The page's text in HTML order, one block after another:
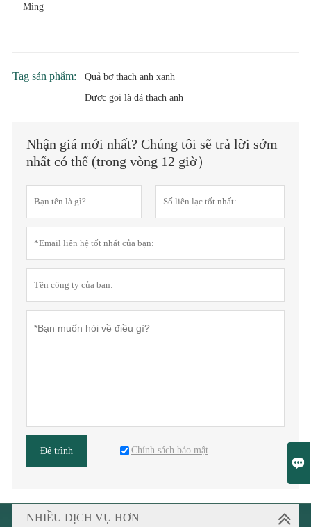

Ming
Tag sản phẩm:
Quả bơ thạch anh xanh
Được gọi là đá thạch anh
Nhận giá mới nhất? Chúng tôi sẽ trả lời sớm
nhất có thể (trong vòng 12 giờ）
Đệ trình Chính sách bảo mật
NHIỀU DỊCH VỤ HƠN